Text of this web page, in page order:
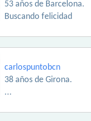
53 años de Barcelona.
Buscando felicidad
carlospuntobcn
38 años de Girona.
...